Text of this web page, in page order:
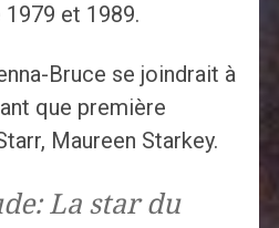
et 1989.
Bruce se joindrait à
que première
Maureen Starkey.
La star du